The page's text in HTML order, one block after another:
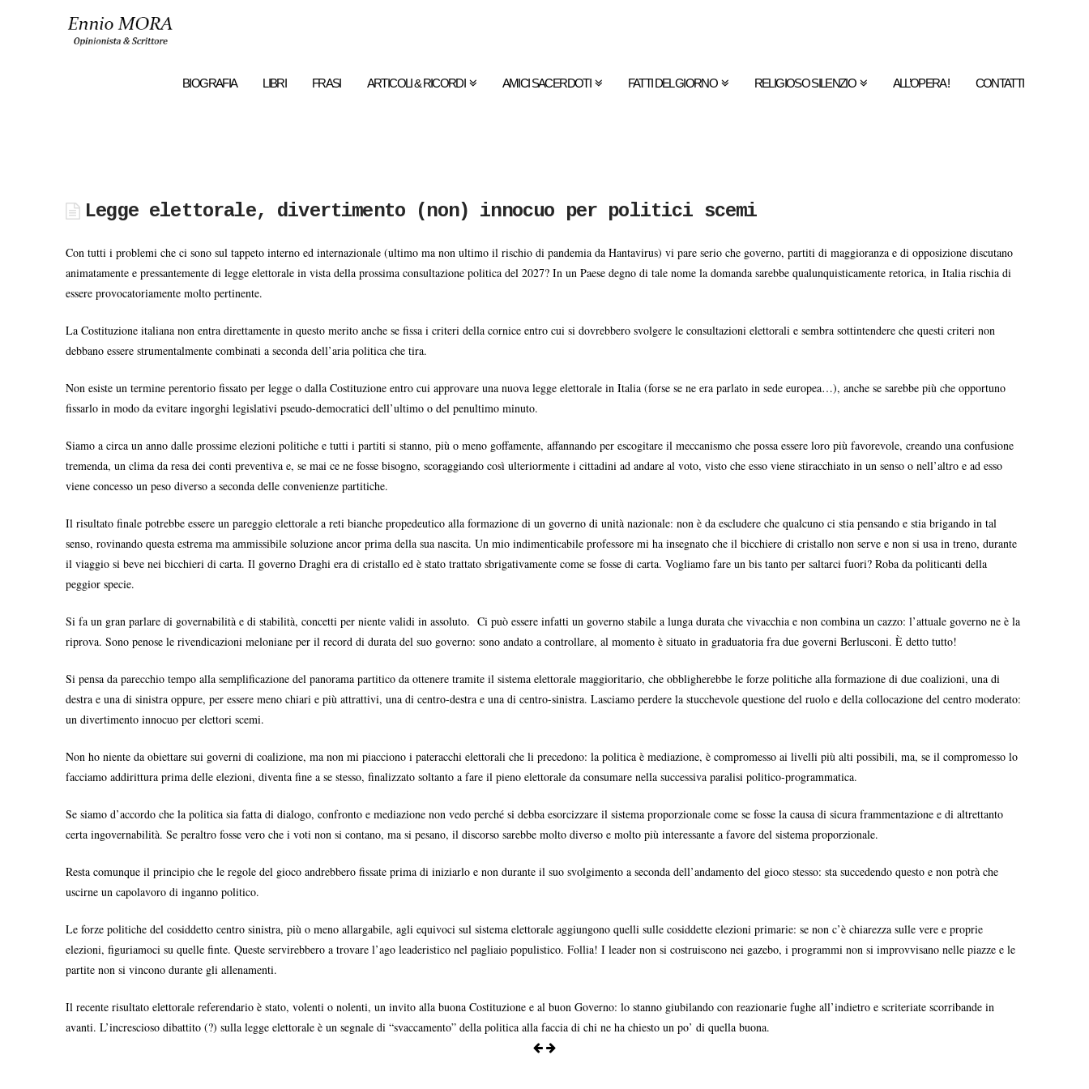
Ennio
BIOGRAFIA LIBRI FRASI ARTICOLI & RICORDI AMICI SACERDOTI FATTI DEL GIORNO RELIGIOSO SILENZIO ALL’OPERA ! CONTATTI
Legge elettorale, divertimento (non) innocuo per politici scemi
Con tutti i problemi che ci sono sul tappeto interno ed internazionale (ultimo ma non ultimo il rischio di pandemia da Hantavirus) vi pare serio che governo, partiti di maggioranza e di opposizione discutano
animatamente e pressantemente di legge elettorale in vista della prossima consultazione politica del 2027? In un Paese degno di tale nome la domanda sarebbe qualunquisticamente retorica, in Italia rischia di
essere provocatoriamente molto pertinente.
La Costituzione italiana non entra direttamente in questo merito anche se fissa i criteri della cornice entro cui si dovrebbero svolgere le consultazioni elettorali e sembra sottintendere che questi criteri non
debbano essere strumentalmente combinati a seconda dell’aria politica che tira.
Non esiste un termine perentorio fissato per legge o dalla Costituzione entro cui approvare una nuova legge elettorale in Italia (forse se ne era parlato in sede europea…), anche se sarebbe più che opportuno
fissarlo in modo da evitare ingorghi legislativi pseudo-democratici dell’ultimo o del penultimo minuto.
Siamo a circa un anno dalle prossime elezioni politiche e tutti i partiti si stanno, più o meno goffamente, affannando per escogitare il meccanismo che possa essere loro più favorevole, creando una confusione
tremenda, un clima da resa dei conti preventiva e, se mai ce ne fosse bisogno, scoraggiando così ulteriormente i cittadini ad andare al voto, visto che esso viene stiracchiato in un senso o nell’altro e ad esso
viene concesso un peso diverso a seconda delle convenienze partitiche.
Il risultato finale potrebbe essere un pareggio elettorale a reti bianche propedeutico alla formazione di un governo di unità nazionale: non è da escludere che qualcuno ci stia pensando e stia brigando in tal
senso, rovinando questa estrema ma ammissibile soluzione ancor prima della sua nascita. Un mio indimenticabile professore mi ha insegnato che il bicchiere di cristallo non serve e non si usa in treno, durante
il viaggio si beve nei bicchieri di carta. Il governo Draghi era di cristallo ed è stato trattato sbrigativamente come se fosse di carta. Vogliamo fare un bis tanto per saltarci fuori? Roba da politicanti della
peggior specie.
Si fa un gran parlare di governabilità e di stabilità, concetti per niente validi in assoluto. Ci può essere infatti un governo stabile a lunga durata che vivacchia e non combina un cazzo: l’attuale governo ne è la
riprova. Sono penose le rivendicazioni meloniane per il record di durata del suo governo: sono andato a controllare, al momento è situato in graduatoria fra due governi Berlusconi. È detto tutto!
Si pensa da parecchio tempo alla semplificazione del panorama partitico da ottenere tramite il sistema elettorale maggioritario, che obbligherebbe le forze politiche alla formazione di due coalizioni, una di
destra e una di sinistra oppure, per essere meno chiari e più attrattivi, una di centro-destra e una di centro-sinistra. Lasciamo perdere la stucchevole questione del ruolo e della collocazione del centro moderato:
un divertimento innocuo per elettori scemi.
Non ho niente da obiettare sui governi di coalizione, ma non mi piacciono i pateracchi elettorali che li precedono: la politica è mediazione, è compromesso ai livelli più alti possibili, ma, se il compromesso lo
facciamo addirittura prima delle elezioni, diventa fine a se stesso, finalizzato soltanto a fare il pieno elettorale da consumare nella successiva paralisi politico-programmatica.
Se siamo d’accordo che la politica sia fatta di dialogo, confronto e mediazione non vedo perché si debba esorcizzare il sistema proporzionale come se fosse la causa di sicura frammentazione e di altrettanto
certa ingovernabilità. Se peraltro fosse vero che i voti non si contano, ma si pesano, il discorso sarebbe molto diverso e molto più interessante a favore del sistema proporzionale.
Resta comunque il principio che le regole del gioco andrebbero fissate prima di iniziarlo e non durante il suo svolgimento a seconda dell’andamento del gioco stesso: sta succedendo questo e non potrà che
uscirne un capolavoro di inganno politico.
Le forze politiche del cosiddetto centro sinistra, più o meno allargabile, agli equivoci sul sistema elettorale aggiungono quelli sulle cosiddette elezioni primarie: se non c’è chiarezza sulle vere e proprie
elezioni, figuriamoci su quelle finte. Queste servirebbero a trovare l’ago leaderistico nel pagliaio populistico. Follia! I leader non si costruiscono nei gazebo, i programmi non si improvvisano nelle piazze e le
partite non si vincono durante gli allenamenti.
Il recente risultato elettorale referendario è stato, volenti o nolenti, un invito alla buona Costituzione e al buon Governo: lo stanno giubilando con reazionarie fughe all’indietro e scriteriate scorribande in
avanti. L’increscioso dibattito (?) sulla legge elettorale è un segnale di “svaccamento” della politica alla faccia di chi ne ha chiesto un po’ di quella buona.